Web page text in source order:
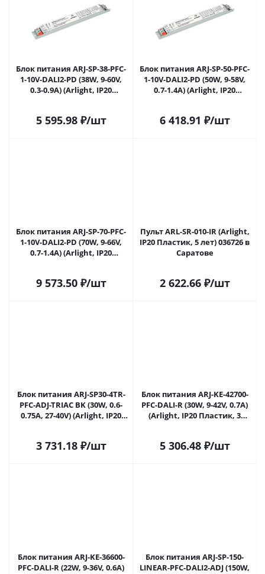
Блок питания ARJ-SP-38-PFC-
1-10V-DALI2-PD (38W, 9-60V,
0.3-0.9A) (Arlight, IP20
5 595.98₽/шт
Блок питания ARJ-SP-50-PFC-
1-10V-DALI2-PD (50W, 9-58V,
0.7-1.4A) (Arlight, IP20
6 418.91 ₽/шт
Блок питания ARJ-SP-70-PFC-
1-10V-DALI2-PD (70W, 9-66V,
0.7-1.4A) (Arlight, IP20
9 573.50₽/шт
Пульт ARL-SR-010-IR (Arlight,
IP20 Пластик, 5 лет) 036726 в
Саратове
2 622.66₽/шт
Блок питания ARJ-SP30-4TR-
PFC-ADJ-TRIAC BK (30W, 0.6-
0.75A, 27-40V) (Arlight, IP20
3 731.18₽/шт
Блок питания ARJ-KE-42700-
PFC-DALI-R (30W, 9-42V, 0.7A)
(Arlight, IP20 Пластик, 3
5 306.48₽/шт
Блок питания ARJ-KE-36600-
PFC-DALI-R (22W, 9-36V, 0.6A)
Блок питания ARJ-SP-150-
LINEAR-PFC-DALI2-ADJ (150W,